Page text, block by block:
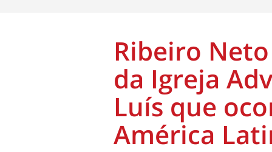
Ribeiro
da Igreja
Luís que
América